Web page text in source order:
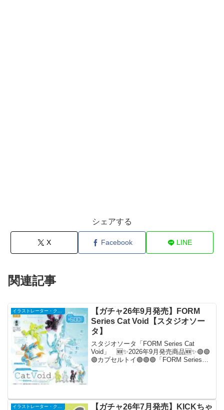
シェアする
X Facebook LINE
関連記事
イラストレーター・クリエイター
【ガチャ26年9月発売】FORM
Series Cat Void【スタジオソー
タ】
スタジオソータ「FORM Series Cat
Void」 🆕✨2026年9月発売商品🆕✨🟢🟢
🟢カプセルトイ🟢🟢🟢「FORM Series
イラストレーター・クリエイター 【ガチャ26年7月発売】KICKちゃ